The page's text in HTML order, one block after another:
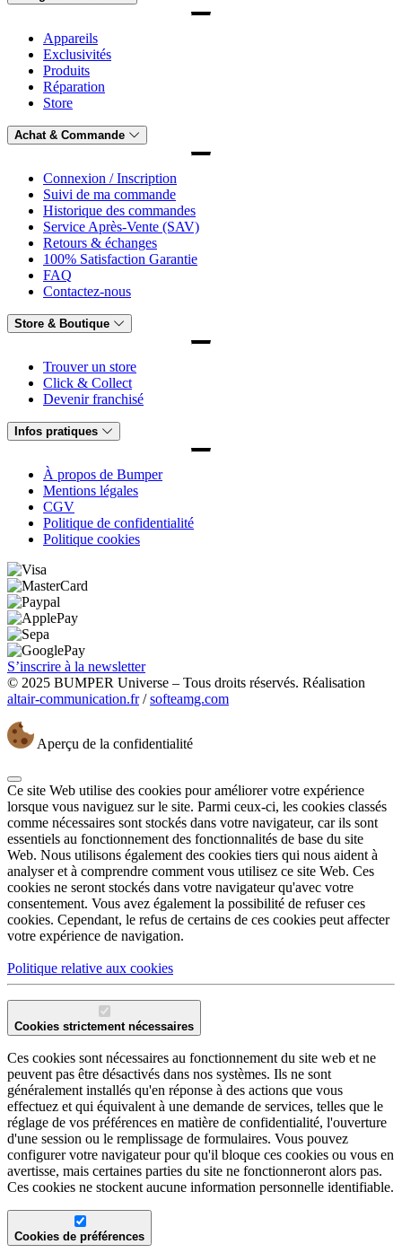
Appareils
Exclusivités
Produits
Réparation
Store
Achat & Commande
Connexion / Inscription
Suivi de ma commande
Historique des commandes
Service Après-Vente (SAV)
Retours & échanges
100% Satisfaction Garantie
FAQ
Contactez-nous
Store & Boutique
Trouver un store
Click & Collect
Devenir franchisé
Infos pratiques
À propos de Bumper
Mentions légales
CGV
Politique de confidentialité
Politique cookies
S’inscrire à la newsletter
© 2025 BUMPER Universe – Tous droits réservés. Réalisation
altair-communication.fr/softeamg.com
Aperçu de la confidentialité
Ce site Web utilise des cookies pour améliorer votre expérience
lorsque vous naviguez sur le site. Parmi ceux-ci, les cookies classés
comme nécessaires sont stockés dans votre navigateur, car ils sont
essentiels au fonctionnement des fonctionnalités de base du site
Web. Nous utilisons également des cookies tiers qui nous aident à
analyser et à comprendre comment vous utilisez ce site Web. Ces
cookies ne seront stockés dans votre navigateur qu'avec votre
consentement. Vous avez également la possibilité de refuser ces
cookies. Cependant, le refus de certains de ces cookies peut affecter
votre expérience de navigation.
Politique relative aux cookies
Cookies strictement nécessaires
Ces cookies sont nécessaires au fonctionnement du site web et ne
peuvent pas être désactivés dans nos systèmes. Ils ne sont
généralement installés qu'en réponse à des actions que vous
effectuez et qui équivalent à une demande de services, telles que le
réglage de vos préférences en matière de confidentialité, l'ouverture
d'une session ou le remplissage de formulaires. Vous pouvez
configurer votre navigateur pour qu'il bloque ces cookies ou vous en
avertisse, mais certaines parties du site ne fonctionneront alors pas.
Ces cookies ne stockent aucune information personnelle identifiable.
Cookies de préférences